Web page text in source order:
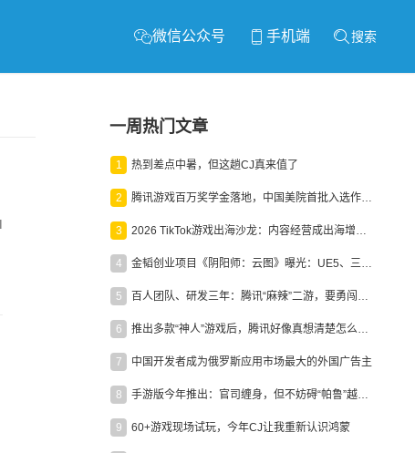
微信公众号 手机端 搜索
一周热门文章
1 热到差点中暑，但这趟CJ真来值了
2 腾讯游戏百万奖学金落地，中国美院首批入选作品获业内关注
3 2026 TikTok游戏出海沙龙：内容经营成出海增长新引擎
4 金韬创业项目《阴阳师：云图》曝光：UE5、三端互通、ARPG
5 百人团队、研发三年：腾讯“麻辣”二游，要勇闯男性恋爱市场
6 推出多款“神人”游戏后，腾讯好像真想清楚怎么做二次元了
7 中国开发者成为俄罗斯应用市场最大的外国广告主
8 手游版今年推出：官司缠身，但不妨碍“帕鲁”越来越火
9 60+游戏现场试玩，今年CJ让我重新认识鸿蒙